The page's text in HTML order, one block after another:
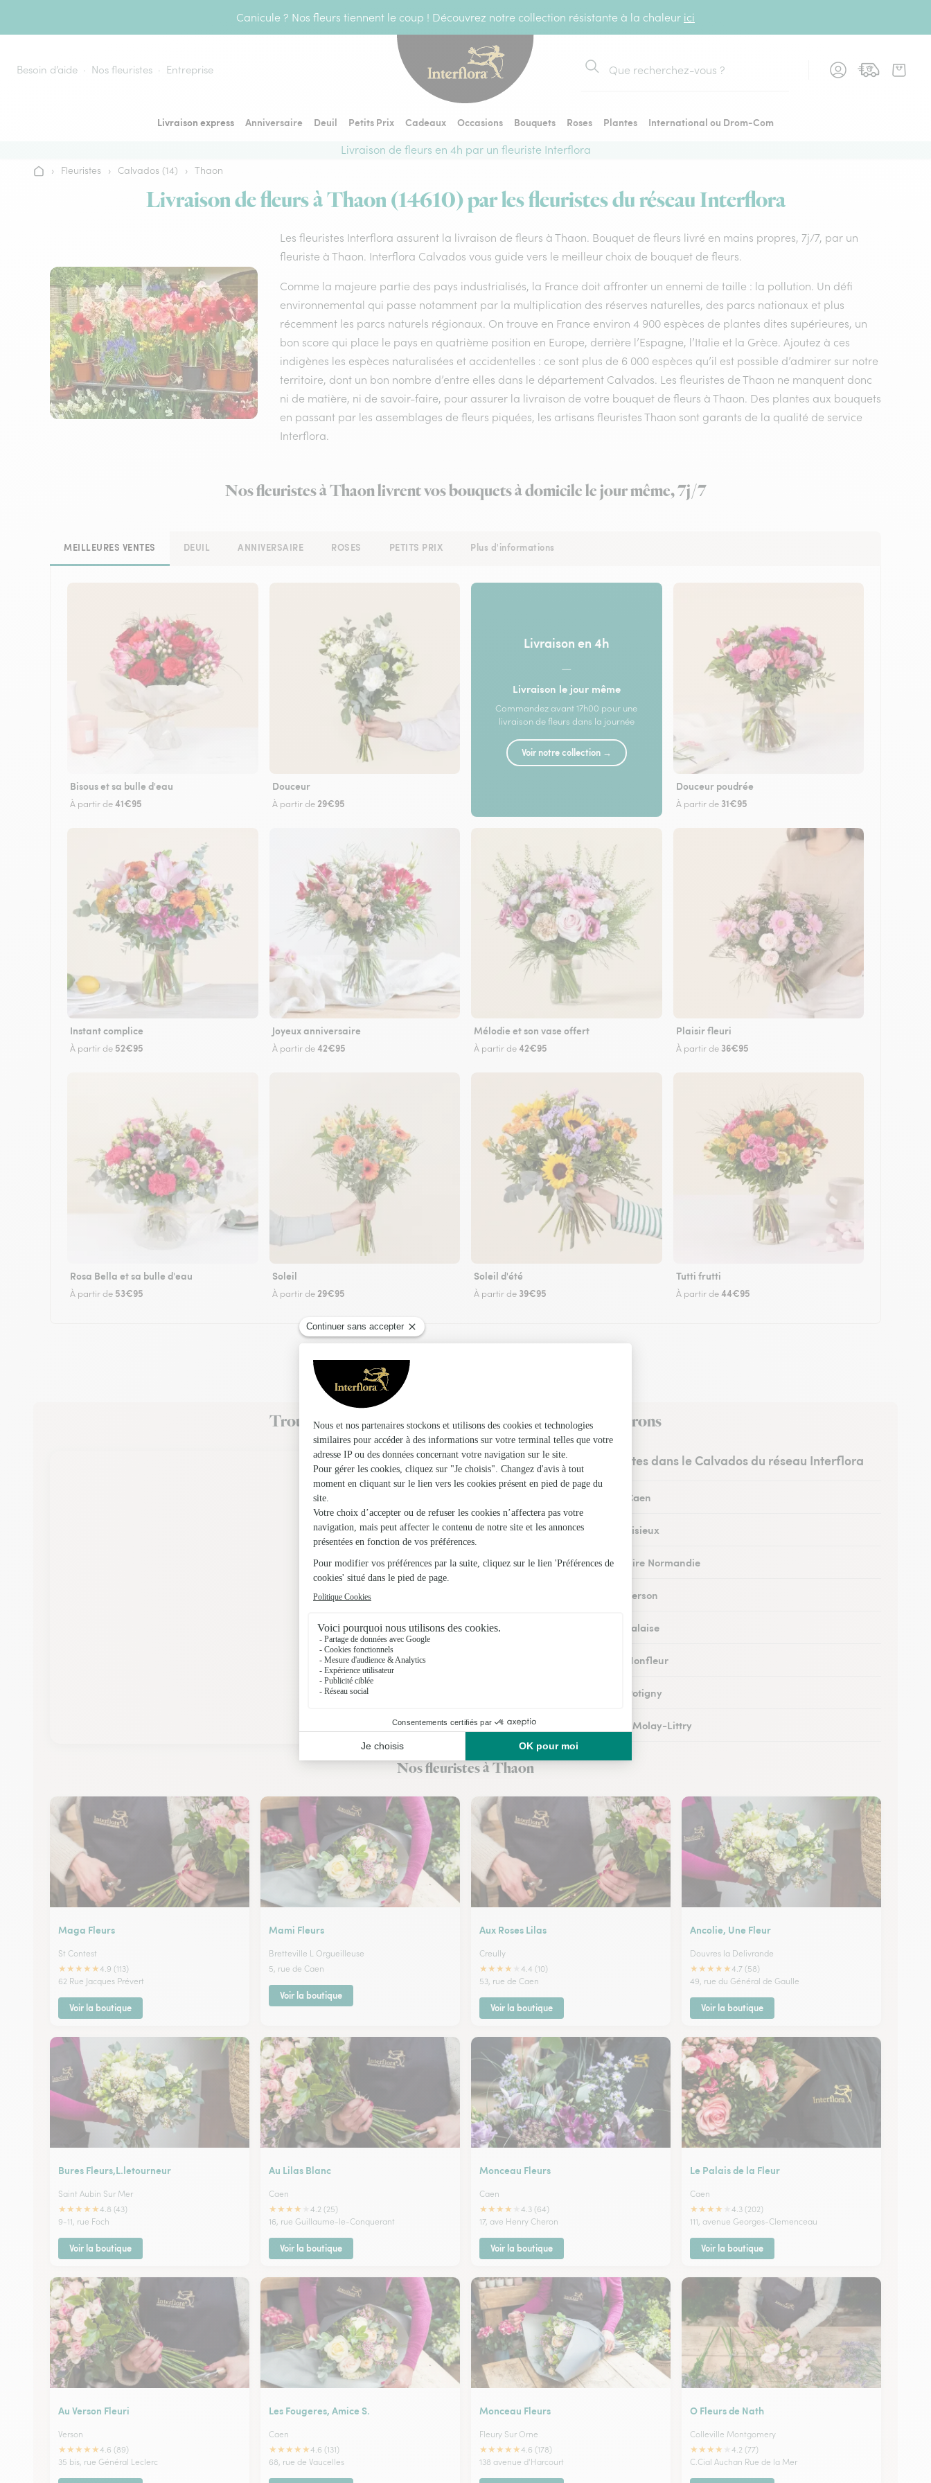
Canicule ? Nos fleurs tiennent le coup ! Découvrez notre collection résistante à la chaleur ici
Besoin d’aide Nos fleuristes Entreprise
Rechercher
Livraison express Anniversaire Deuil Petits Prix Cadeaux Occasions Bouquets Roses Plantes
International ou Drom-Com
Livraison de fleurs en 4h par un fleuriste Interflora
Accueil
› Fleuristes › Calvados (14) › Thaon
Livraison de fleurs à Thaon (14610) par les fleuristes du réseau Interflora
Les fleuristes Interflora assurent la livraison de fleurs à Thaon. Bouquet de fleurs livré en mains propres, 7j/7, par un
fleuriste à Thaon. Interflora Calvados vous guide vers le meilleur choix de bouquet de fleurs.
Comme la majeure partie des pays industrialisés, la France doit affronter un ennemi de taille : la pollution. Un défi
environnemental qui passe notamment par la multiplication des réserves naturelles, des parcs nationaux et plus
récemment les parcs naturels régionaux. On trouve en France environ 4 900 espèces de plantes dites supérieures, un
bon score qui place le pays en quatrième position en Europe, derrière l’Espagne, l’Italie et la Grèce. Ajoutez à ces
indigènes les espèces naturalisées et accidentelles : ce sont plus de 6 000 espèces qu’il est possible d’admirer sur notre
territoire, dont un bon nombre d’entre elles dans le département Calvados. Les fleuristes de Thaon ne manquent donc
ni de matière, ni de savoir-faire, pour assurer la livraison de votre bouquet de fleurs à Thaon. Des plantes aux bouquets
en passant par les assemblages de fleurs piquées, les artisans fleuristes Thaon sont garants de la qualité de service
Interflora.
Nos fleuristes à Thaon livrent vos bouquets à domicile le jour même, 7j/7
MEILLEURES VENTES DEUIL ANNIVERSAIRE ROSES PETITS PRIX Plus d'informations
Bisous et sa bulle d'eau
À partir de41€95
Douceur
À partir de 29€95
Livraison en 4h
—
Livraison le jour même
Commandez avant 17h00 pour une
livraison de fleurs dans la journée
Voir notre collection →
Douceur poudrée
À partir de 31€95
Instant complice
À partir de 52€95
Joyeux anniversaire
À partir de42€95
Mélodie et son vase offert
À partir de42€95
Plaisir fleuri
À partir de 36€95
Rosa Bella et sa bulle d'eau
À partir de 53€95
Soleil
À partir de 29€95
Soleil d'été
À partir de 39€95
Tutti frutti
À partir de44€95
Trouvez un fleuriste Interflora à Thaon et dans ses environs
Les fleuristes dans le Calvados du réseau Interflora
Fleuristes à Caen
Fleuristes à Lisieux
Fleuristes à Vire Normandie
Fleuristes à Verson
Fleuristes à Falaise
Fleuristes à Honfleur
Fleuristes à Potigny
Fleuristes au Molay-Littry
Fleuristes à Pont-l’Évêque
Nos fleuristes à Thaon
Maga Fleurs
St Contest
★★★★★4.9 (113)
62 Rue Jacques Prévert
Voir la boutique
Mami Fleurs
Bretteville L Orgueilleuse
5, rue de Caen
Voir la boutique
Aux Roses Lilas
Creully
★★★★
4.4 (10)
53, rue de Caen
Voir la boutique
Ancolie, Une Fleur
Douvres la Delivrande
★★★★★4.7 (58)
49, rue du Général de Gaulle
Voir la boutique
Bures Fleurs,L.letourneur
Saint Aubin Sur Mer
★★★★★4.8 (43)
9-11, rue Foch
Voir la boutique
Au Lilas Blanc
Caen
★★★★
4.2 (25)
16, rue Guillaume-le-Conquerant
Voir la boutique
Monceau Fleurs
Caen
★★★★
4.3 (64)
17, ave Henry Cheron
Voir la boutique
Le Palais de la Fleur
Caen
★★★★
4.3 (202)
111, avenue Georges-Clemenceau
Voir la boutique
Au Verson Fleuri
Verson
★★★★★4.6 (89)
35 bis, rue Général Leclerc
Les Fougeres, Amice S.
Caen
★★★★★4.6 (131)
68, rue de Vaucelles
Monceau Fleurs
Fleury Sur Orne
★★★★★4.6 (178)
138 avenue d'Harcourt
O Fleurs de Nath
Colleville Montgomery
★★★★
4.2 (77)
C.Cial Auchan Rue de la Mer